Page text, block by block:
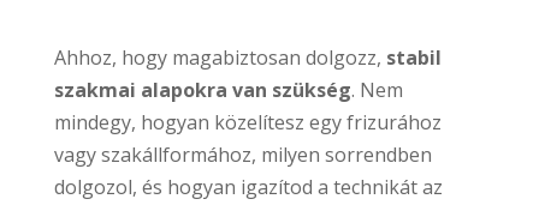
Ahhoz, hogy magabiztosan dolgozz, stabil
szakmai alapokra van szükség. Nem
mindegy, hogyan közelítesz egy frizurához
vagy szakállformához, milyen sorrendben
dolgozol, és hogyan igazítod a technikát az